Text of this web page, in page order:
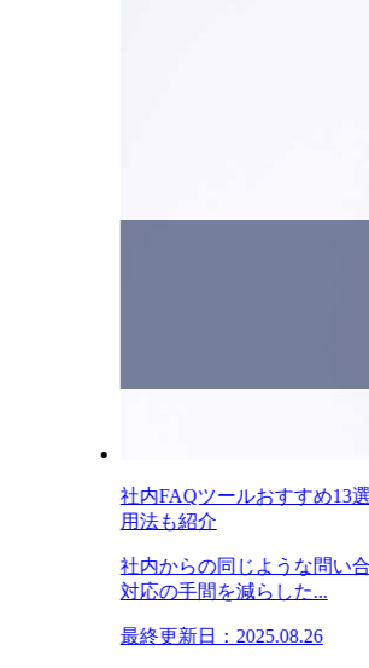
社内FAQツールおすすめ13
用法も紹介
社内からの同じような問い
対応の手間を減らした...
最終更新日：2025.08.26